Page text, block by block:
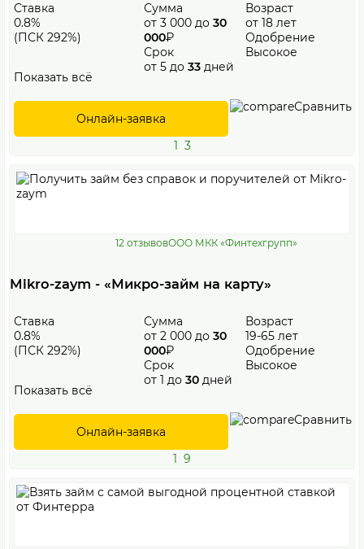
Ставка
0.8%
(ПСК 292%)
Сумма
от 3 000 до 30
000₽
Срок
от 5 до 33 дней
Возраст
от 18 лет
Одобрение
Высокое
Показать всё
Онлайн-заявка
Сравнить
1 3
12 отзывовООО МКК «Финтехгрупп»
Mikro-zaym - «Микро-займ на карту»
Ставка
0.8%
(ПСК 292%)
Сумма
от 2 000 до 30
000₽
Срок
от 1 до 30 дней
Возраст
19-65 лет
Одобрение
Высокое
Показать всё
Онлайн-заявка
Сравнить
1 9